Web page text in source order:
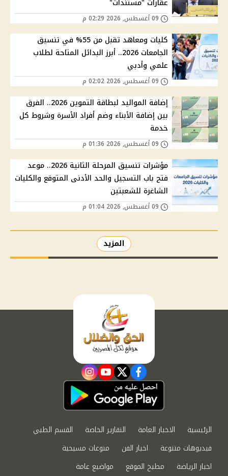
عقارات "مستندات"
كليات ومعاهد تقبل من 55% في تنسيق
الجامعات 2026.. أبرز البدائل المتاحة لطلاب
علمي وأدبي
إضافة المواليد لبطاقة التموين 2026.. الفرق
بين إضافة الأبناء وضم أفراد الأسرة وشروط كل
خدمة
مؤشرات تنسيق المرحلة الثانية 2026.. موعد
فتح باب التسجيل والحد الأدنى المتوقع والكليات
الشاغرة للشعبتين
المزيد
facebook
twitter
youtube
instagram
الرئيسية الاخبار العامة التقارير الخاصة
القسم الطبي
فيديوهات متنوعة
اخبار الفن
منوعات مسيحية
اخبار الرياضة
مطبخ الموقع مواضيع عامة